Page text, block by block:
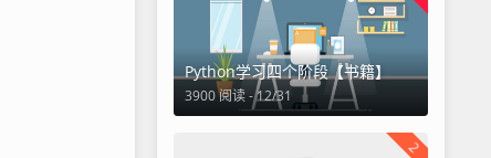
Python学习四个阶段【书籍】
3900 阅读 - 12/31
2